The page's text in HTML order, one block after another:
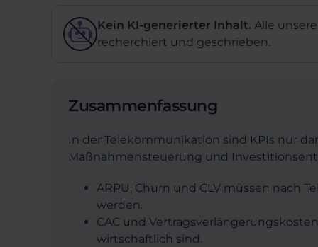
Kein KI-generierter Inhalt. Alle
recherchiert und geschrieben.
Zusammenfassung
In der Telekommunikation sind KPIs nur
Maßnahmensteuerung und
ARPU, Churn und CLV müssen nach
werden.
CAC und
wirtschaftlich sind.